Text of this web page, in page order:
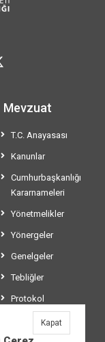
Mevzuat
T.C. Anayasası
Kanunlar
Cumhurbaşkanlığı
Kararnameleri
Yönetmelikler
Yönergeler
Genelgeler
Tebliğler
Protokol
Sözleşmeler
Kapat